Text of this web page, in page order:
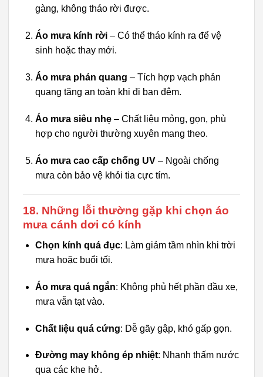
gàng, không tháo rời được.
Áo mưa kính rời– Có thể tháo kính ra để vệ
sinh hoặc thay mới.
Áo mưa phản quang – Tích hợp vạch phản
quang tăng an toàn khi đi ban đêm.
Áo mưa siêu nhẹ– Chất liệu mỏng, gọn, phù
hợp cho người thường xuyên mang theo.
Áo mưa cao cấp chống UV– Ngoài chống
mưa còn bảo vệ khỏi tia cực tím.
18. Những lỗi thường gặp khi chọn áo
mưa cánh dơi có kính
Chọn kính quá đục: Làm giảm tầm nhìn khi trời
mưa hoặc buổi tối.
Áo mưa quá ngắn: Không phủ hết phần đầu xe,
mưa vẫn tạt vào.
Chất liệu quá cứng: Dễ gãy gập, khó gấp gọn.
Đường may không ép nhiệt: Nhanh thấm nước
qua các khe hở.